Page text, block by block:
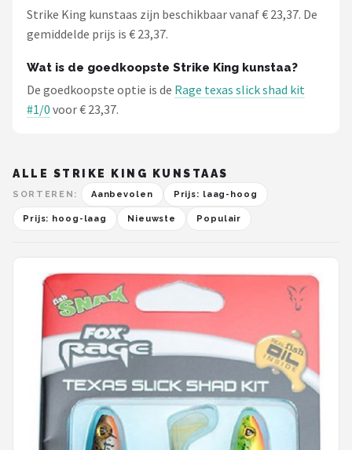
Strike King kunstaas zijn beschikbaar vanaf € 23,37. De
gemiddelde prijs is € 23,37.
Wat is de goedkoopste Strike King kunstaa?
De goedkoopste optie is de Rage texas slick shad kit
#1/0 voor € 23,37.
ALLE STRIKE KING KUNSTAAS
SORTEREN: Aanbevolen Prijs: laag-hoog
Prijs: hoog-laag Nieuwste Populair